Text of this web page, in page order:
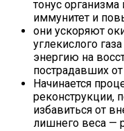
тонус организма
иммунитет и
они ускоряют
углекислого
энергию на
пострадавших
Начинается
реконструкции,
избавиться от
лишнего веса —